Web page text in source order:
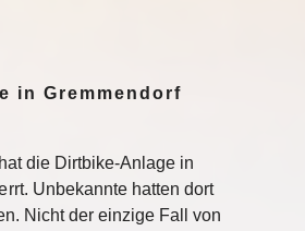
in Gremmendorf
die Dirtbike-Anlage in
Unbekannte hatten dort
Nicht der einzige Fall von